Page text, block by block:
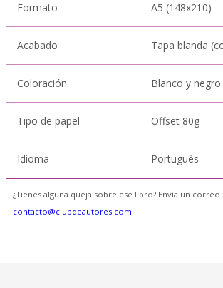
Formato A5 (148x210)
Acabado Tapa blanda
Coloración Blanco y negro
Tipo de papel Offset 80g
Idioma Portugués
¿Tienes alguna queja sobre ese libro? Envía un
contacto@clubdeautores.com